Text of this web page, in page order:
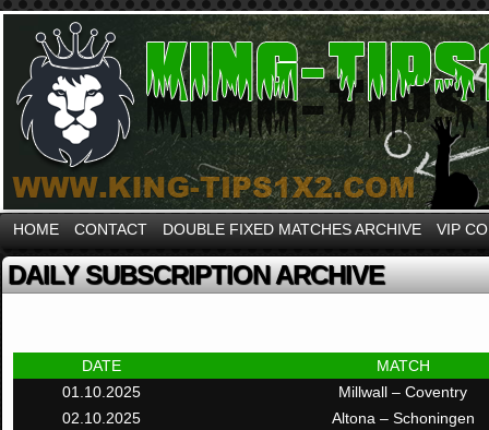
HOME CONTACT DOUBLE FIXED MATCHES ARCHIVE VIP
DAILY SUBSCRIPTION ARCHIVE
DATE
MATCH
01.10.2025
Millwall – Coventry
02.10.2025
Altona – Schoningen